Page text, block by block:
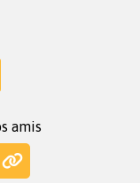
amis